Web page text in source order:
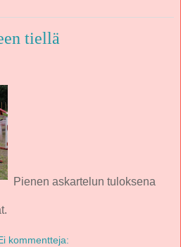
tiellä
Pienen askartelun tuloksena
kommentteja: